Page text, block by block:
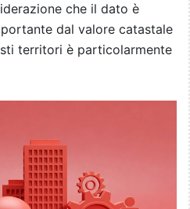
che il dato è
dal valore catastale
territori è particolarmente